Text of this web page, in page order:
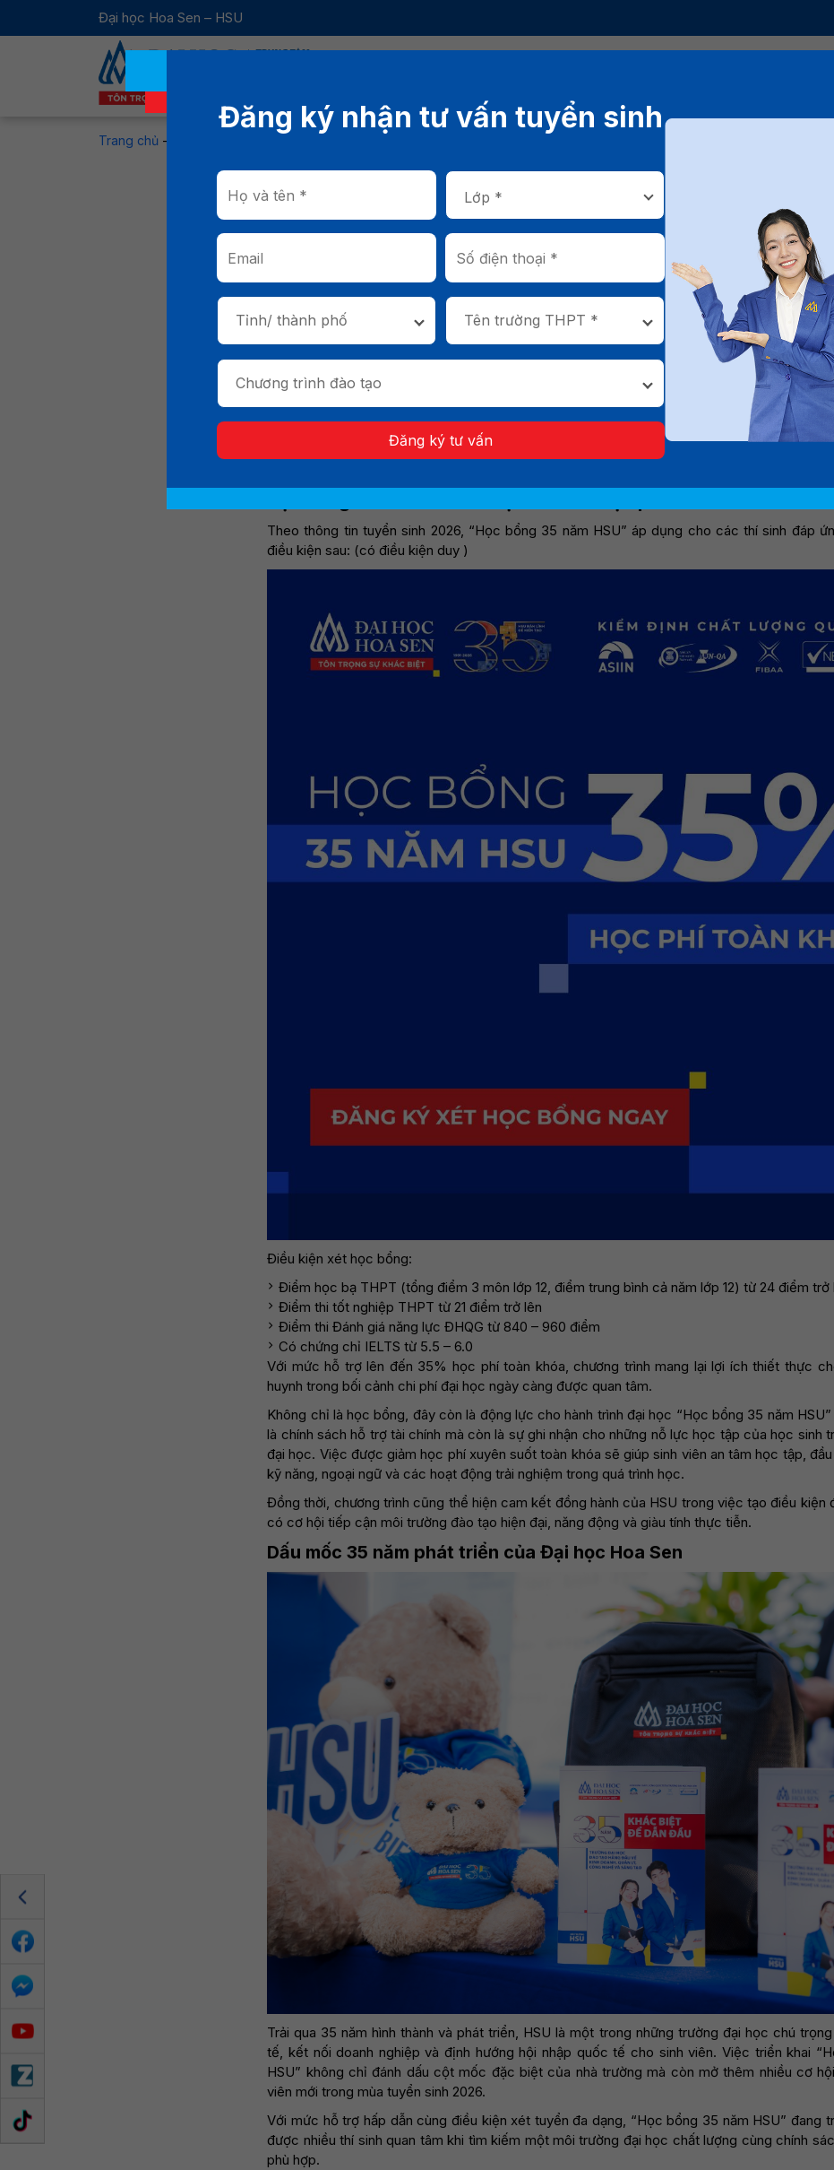
Đại học Hoa Sen – HSU
Trang chủ -
Học bổng 35 năm HSU: Cơ hội
35% học phí toàn khóa cho thí
2026
12/05/2026
Nhân dịp kỷ niệm 35 năm thành lập, Đại học Hoa Sen triển khai chương trình
HSU” với mức hỗ trợ lên đến 35% học phí toàn khóa dành cho thí sinh có thành
trong mùa tuyển sinh 2026. Đây được xem là một trong những chính sách học
Theo thông tin tuyển sinh 2026, “Học bổng 35 năm HSU” áp dụng cho các thí sinh đáp
điều kiện sau: (có điều kiện duy )
Điều kiện xét học bổng:
Điểm học bạ THPT (tổng điểm 3 môn lớp 12, điểm trung bình cả năm lớp 12) từ 24 điểm trở
Điểm thi tốt nghiệp THPT từ 21 điểm trở lên
Điểm thi Đánh giá năng lực ĐHQG từ 840 – 960 điểm
Có chứng chỉ IELTS từ 5.5 – 6.0
Với mức hỗ trợ lên đến 35% học phí toàn khóa, chương trình mang lại lợi ích thiết thực
huynh trong bối cảnh chi phí đại học ngày càng được quan tâm.
Không chỉ là học bổng, đây còn là động lực cho hành trình đại học “Học bổng 35 năm
là chính sách hỗ trợ tài chính mà còn là sự ghi nhận cho những nỗ lực học tập của học sinh
đại học. Việc được giảm học phí xuyên suốt toàn khóa sẽ giúp sinh viên an tâm học tập,
kỹ năng, ngoại ngữ và các hoạt động trải nghiệm trong quá trình học.
Đồng thời, chương trình cũng thể hiện cam kết đồng hành của HSU trong việc tạo điều kiện
có cơ hội tiếp cận môi trường đào tạo hiện đại, năng động và giàu tính thực tiễn.
Dấu mốc 35 năm phát triển của Đại học Hoa Sen
Trải qua 35 năm hình thành và phát triển, HSU là một trong những trường đại học chú
tế, kết nối doanh nghiệp và định hướng hội nhập quốc tế cho sinh viên. Việc triển khai
HSU” không chỉ đánh dấu cột mốc đặc biệt của nhà trường mà còn mở thêm nhiều cơ
viên mới trong mùa tuyển sinh 2026.
Với mức hỗ trợ hấp dẫn cùng điều kiện xét tuyển đa dạng, “Học bổng 35 năm HSU” đang
được nhiều thí sinh quan tâm khi tìm kiếm một môi trường đại học chất lượng cùng chính
phù hợp.
Đăng ký nhận tư vấn tuyển sinh
Tỉnh/ thành phố Tên trường THPT *
Chương trình đào tạo
Đăng ký tư vấn